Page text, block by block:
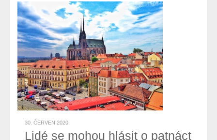
30. ČERVEN 2020
Lidé se mohou hlásit o patnáct